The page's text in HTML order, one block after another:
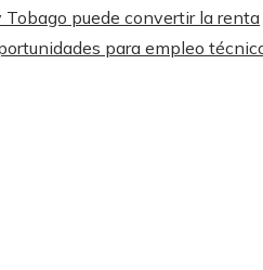
Tobago puede convertir la renta
para empleo